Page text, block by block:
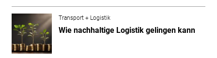
Transport + Logistik
Wie nachhaltige Logistik gelingen kann